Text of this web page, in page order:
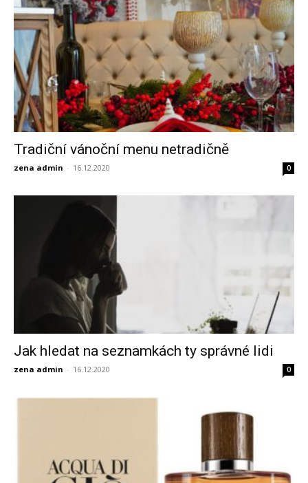
Tradiční vánoční menu netradičně
zena admin - 16.12.2020 0
Jak hledat na seznamkách ty správné lidi
zena admin - 16.12.2020 0